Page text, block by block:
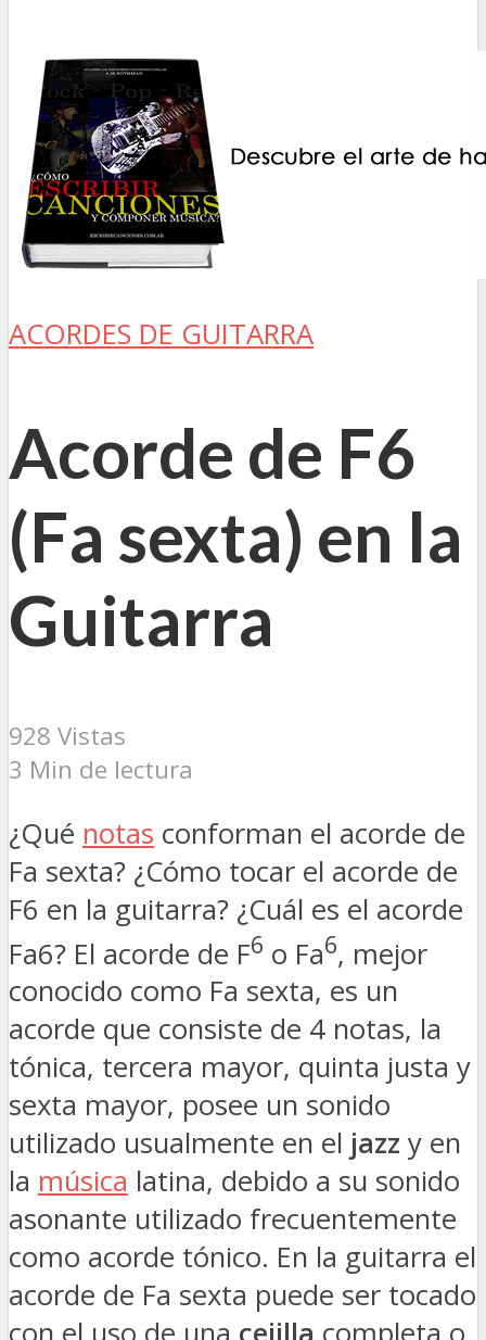
ACORDES DE GUITARRA
Acorde de F6
(Fa sexta) en la
Guitarra
928 Vistas
3 Min de lectura
¿Qué notas conforman el acorde de
Fa sexta? ¿Cómo tocar el acorde de
F6 en la guitarra? ¿Cuál es el acorde
Fa6? El acorde de F6 o Fa6, mejor
conocido como Fa sexta, es un
acorde que consiste de 4 notas, la
tónica, tercera mayor, quinta justa y
sexta mayor, posee un sonido
utilizado usualmente en el jazz y en
la música latina, debido a su sonido
asonante utilizado frecuentemente
como acorde tónico. En la guitarra el
acorde de Fa sexta puede ser tocado